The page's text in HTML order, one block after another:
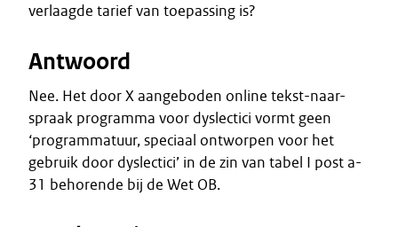
verlaagde tarief van toepassing is?
Antwoord
Nee. Het door X aangeboden online tekst-naar-
spraak programma voor dyslectici vormt geen
‘programmatuur, speciaal ontworpen voor het
gebruik door dyslectici’ in de zin van tabel I post a-
31 behorende bij de Wet OB.